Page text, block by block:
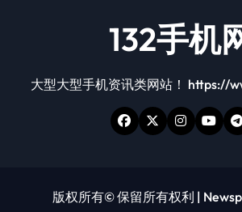
132手机
大型大型手机资讯类网站！ https://
版权所有© 保留所有权利 |